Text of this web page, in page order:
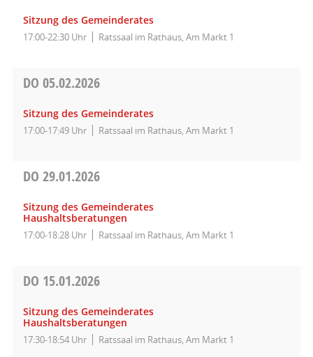
Sitzung des Gemeinderates
17:00-22:30 Uhr Ratssaal im Rathaus, Am Markt 1
DO 05.02.2026
Sitzung des Gemeinderates
17:00-17:49 Uhr Ratssaal im Rathaus, Am Markt 1
DO 29.01.2026
Sitzung des Gemeinderates
Haushaltsberatungen
17:00-18:28 Uhr Ratssaal im Rathaus, Am Markt 1
DO 15.01.2026
Sitzung des Gemeinderates
Haushaltsberatungen
17:30-18:54 Uhr Ratssaal im Rathaus, Am Markt 1